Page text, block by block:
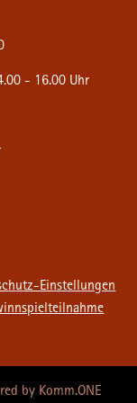
- 16.00 Uhr
Einstellungen
by Komm.ONE